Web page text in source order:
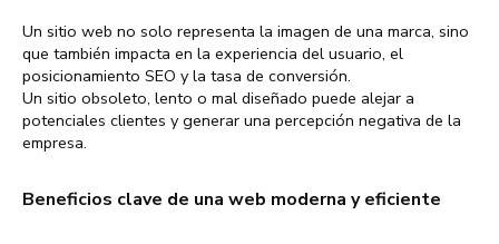
Un sitio web no solo representa la imagen de una marca, sino
que también impacta en la experiencia del usuario, el
posicionamiento SEO y la tasa de conversión.
Un sitio obsoleto, lento o mal diseñado puede alejar a
potenciales clientes y generar una percepción negativa de la
empresa.
Beneficios clave de una web moderna y eficiente